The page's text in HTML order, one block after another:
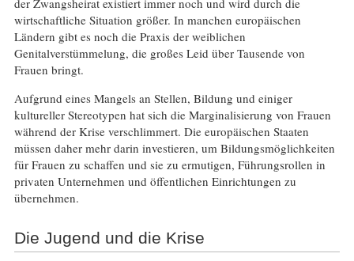
wirtschaftliche Situation größer. In manchen europäischen
Ländern gibt es noch die Praxis der weiblichen
Genitalverstümmelung, die großes Leid über Tausende von
Frauen bringt.
Aufgrund eines Mangels an Stellen, Bildung und einiger
kultureller Stereotypen hat sich die Marginalisierung von Frauen
während der Krise verschlimmert. Die europäischen Staaten
müssen daher mehr darin investieren, um Bildungsmöglichkeiten
für Frauen zu schaffen und sie zu ermutigen, Führungsrollen in
privaten Unternehmen und öffentlichen Einrichtungen zu
übernehmen.
Die Jugend und die Krise